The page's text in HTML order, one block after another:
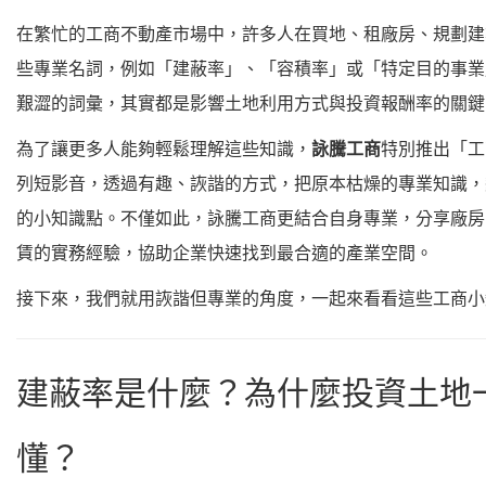
在繁忙的工商不動產市場中，許多人在買地、租廠房、規劃
些專業名詞，例如「建蔽率」、「容積率」或「特定目的事
艱澀的詞彙，其實都是影響土地利用方式與投資報酬率的關
為了讓更多人能夠輕鬆理解這些知識， 詠騰工商特別推出「
列短影音，透過有趣、詼諧的方式，把原本枯燥的專業知識
的小知識點。不僅如此，詠騰工商更結合自身專業，分享廠
賃的實務經驗，協助企業快速找到最合適的產業空間。
接下來，我們就用詼諧但專業的角度，一起來看看這些工商
建蔽率是什麼？為什麼投資土地
懂？